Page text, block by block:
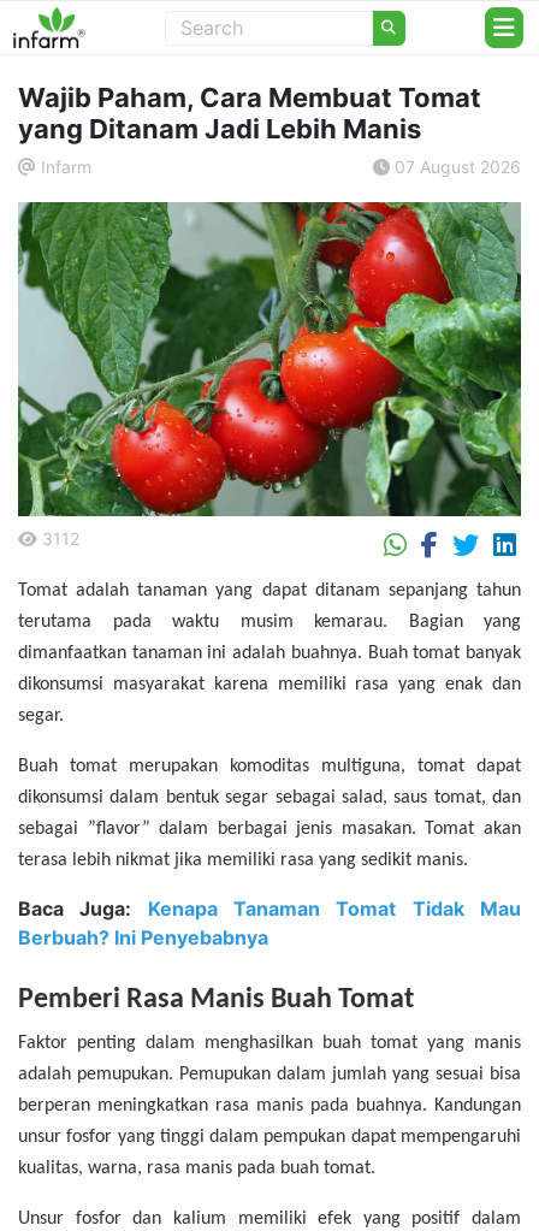
Wajib Paham, Cara Membuat Tomat
yang Ditanam Jadi Lebih Manis
Infarm 07 August 2026
3112
Tomat adalah tanaman yang dapat ditanam sepanjang tahun
terutama pada waktu musim kemarau. Bagian yang
dimanfaatkan tanaman ini adalah buahnya. Buah tomat banyak
dikonsumsi masyarakat karena memiliki rasa yang enak dan
segar.
Buah tomat merupakan komoditas multiguna, tomat dapat
dikonsumsi dalam bentuk segar sebagai salad, saus tomat, dan
sebagai ”flavor” dalam berbagai jenis masakan. Tomat akan
terasa lebih nikmat jika memiliki rasa yang sedikit manis.
Baca Juga: Kenapa Tanaman Tomat Tidak Mau
Berbuah? Ini Penyebabnya
Pemberi Rasa Manis Buah Tomat
Faktor penting dalam menghasilkan buah tomat yang manis
adalah pemupukan. Pemupukan dalam jumlah yang sesuai bisa
berperan meningkatkan rasa manis pada buahnya. Kandungan
unsur fosfor yang tinggi dalam pempukan dapat mempengaruhi
kualitas, warna, rasa manis pada buah tomat.
Unsur fosfor dan kalium memiliki efek yang positif dalam